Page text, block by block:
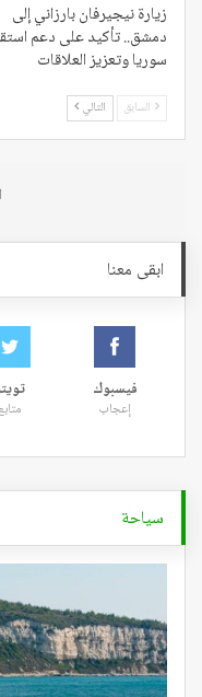
زيارة نيجيرفان بارزاني إلى
دمشق.. تأكيد على دعم
سوريا وتعزيز العلاقات
السابق التالي
ابقى معنا
فيسبوك
إعجاب متابع
سياحة